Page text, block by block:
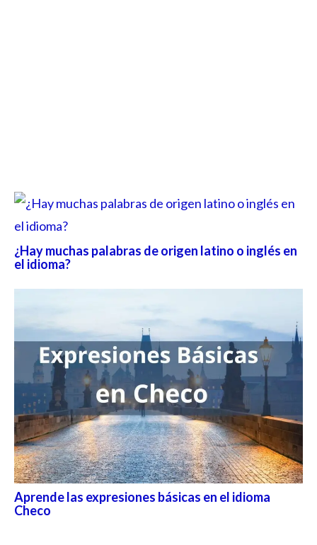
¿Hay muchas palabras de origen latino o inglés en
el idioma?
Aprende las expresiones básicas en el idioma
Checo